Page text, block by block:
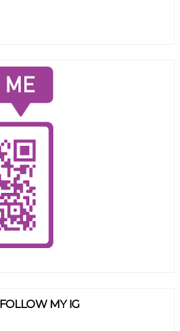
FOLLOW MY IG